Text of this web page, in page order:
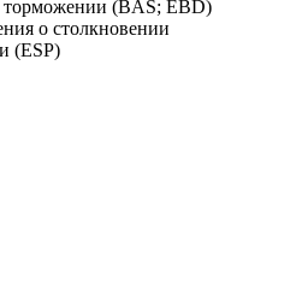
(BAS; EBD)
о столкновении
(ESP)